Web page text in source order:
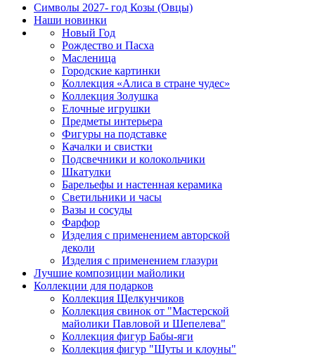
Символы 2027- год Козы (Овцы)
Наши новинки
Новый Год
Рождество и Пасха
Масленица
Городские картинки
Коллекция «Алиса в стране чудес»
Коллекция Золушка
Елочные игрушки
Предметы интерьера
Фигуры на подставке
Качалки и свистки
Подсвечники и колокольчики
Шкатулки
Барельефы и настенная керамика
Светильники и часы
Вазы и сосуды
Фарфор
Изделия с применением авторской
деколи
Изделия с применением глазури
Лучшие композиции майолики
Коллекции для подарков
Коллекция Щелкунчиков
Коллекция свинок от "Мастерской
майолики Павловой и Шепелева"
Коллекция фигур Бабы-яги
Коллекция фигур "Шуты и клоуны"